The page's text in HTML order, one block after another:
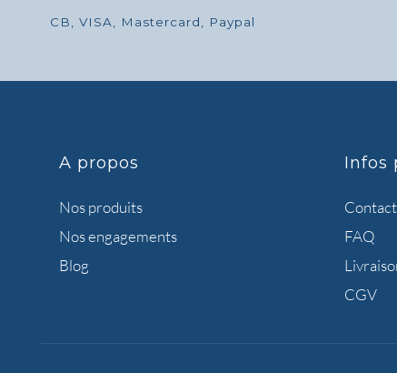
CB, VISA, Mastercard, Paypal
A propos
Nos produits
Nos engagements
Blog
Infos
FAQ
CGV